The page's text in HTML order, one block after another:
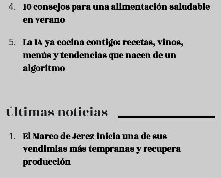
10 consejos para una alimentación saludable
en verano
La IA ya cocina contigo: recetas, vinos,
menús y tendencias que nacen de un
algoritmo
Últimas noticias
El Marco de Jerez inicia una de sus
vendimias más tempranas y recupera
producción